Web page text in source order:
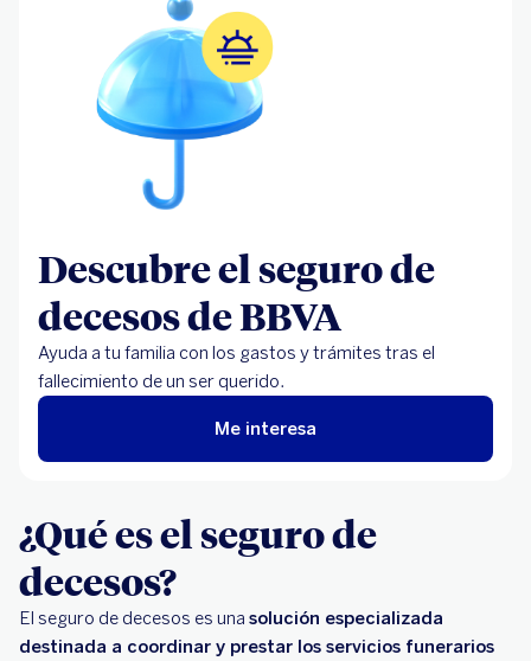
Conoce el seguro de decesos de BBVA
Descubre el seguro de
decesos de BBVA
Ayuda a tu familia con los gastos y trámites tras el
fallecimiento de un ser querido.
Me interesa
¿Qué es el seguro de
decesos?
El seguro de decesos es una solución especializada
destinada a coordinar y prestar los servicios funerarios